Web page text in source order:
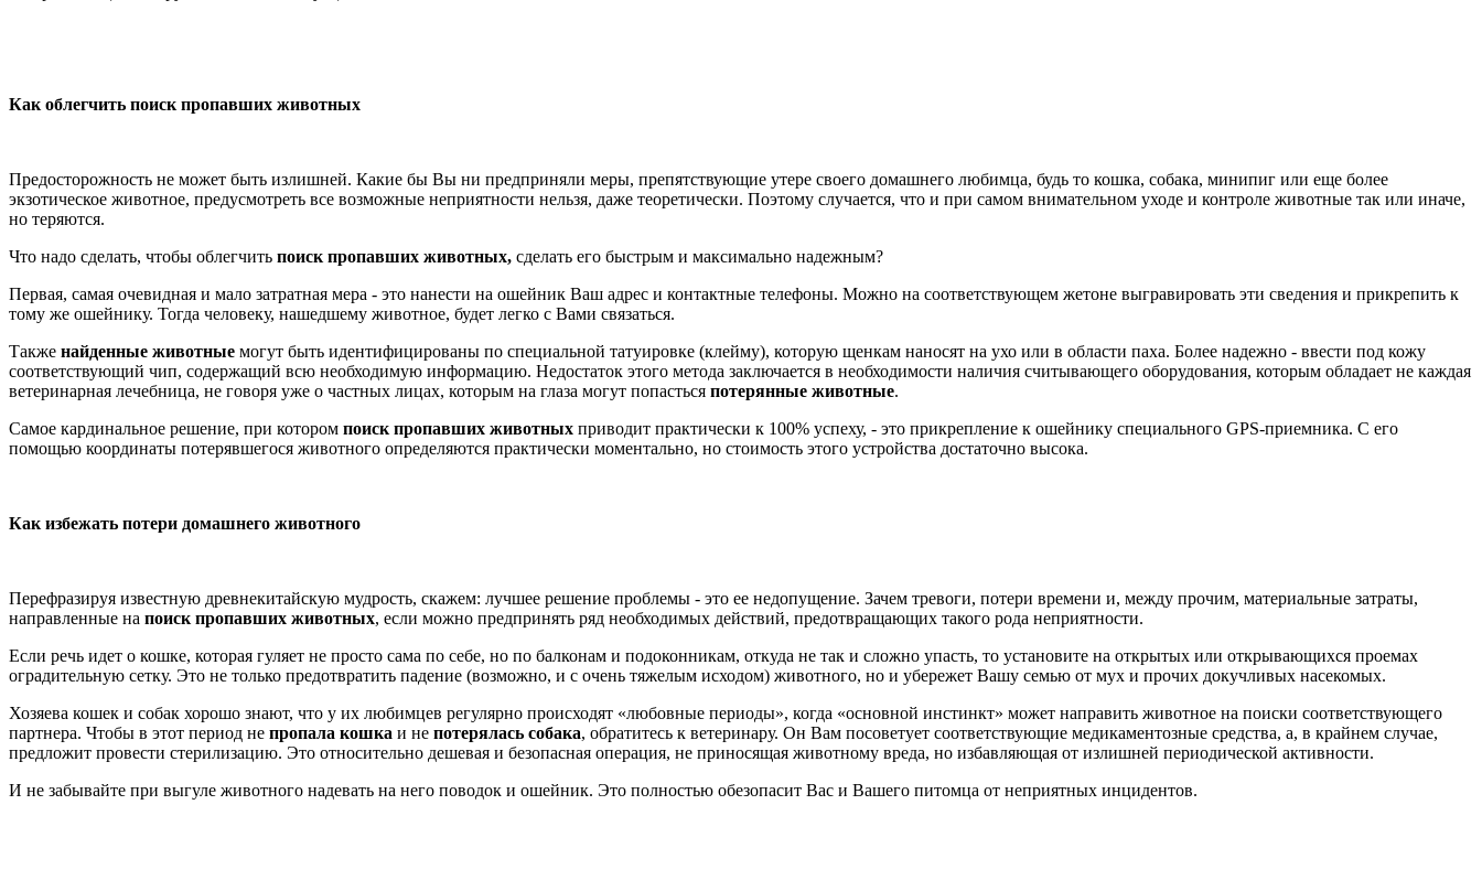
Как облегчить поиск пропавших животных
Предосторожность не может быть излишней. Какие бы Вы ни предприняли меры, препятствующие утере своего домашнего любимца, будь то кошка, собака, минипиг или еще более
экзотическое животное, предусмотреть все возможные неприятности нельзя, даже теоретически. Поэтому случается, что и при самом внимательном уходе и контроле животные так или иначе,
но теряются.
Что надо сделать, чтобы облегчить поиск пропавших животных, сделать его быстрым и максимально надежным?
Первая, самая очевидная и мало затратная мера - это нанести на ошейник Ваш адрес и контактные телефоны. Можно на соответствующем жетоне выгравировать эти сведения и прикрепить к
тому же ошейнику. Тогда человеку, нашедшему животное, будет легко с Вами связаться.
Также найденные животные могут быть идентифицированы по специальной татуировке (клейму), которую щенкам наносят на ухо или в области паха. Более надежно - ввести под кожу
соответствующий чип, содержащий всю необходимую информацию. Недостаток этого метода заключается в необходимости наличия считывающего оборудования, которым обладает не каждая
ветеринарная лечебница, не говоря уже о частных лицах, которым на глаза могут попасться потерянные животные.
Самое кардинальное решение, при котором поиск пропавших животных приводит практически к 100% успеху, - это прикрепление к ошейнику специального GPS-приемника. С его
помощью координаты потерявшегося животного определяются практически моментально, но стоимость этого устройства достаточно высока.
Как избежать потери домашнего животного
Перефразируя известную древнекитайскую мудрость, скажем: лучшее решение проблемы - это ее недопущение. Зачем тревоги, потери времени и, между прочим, материальные затраты,
направленные на поиск пропавших животных, если можно предпринять ряд необходимых действий, предотвращающих такого рода неприятности.
Если речь идет о кошке, которая гуляет не просто сама по себе, но по балконам и подоконникам, откуда не так и сложно упасть, то установите на открытых или открывающихся проемах
оградительную сетку. Это не только предотвратить падение (возможно, и с очень тяжелым исходом) животного, но и убережет Вашу семью от мух и прочих докучливых насекомых.
Хозяева кошек и собак хорошо знают, что у их любимцев регулярно происходят «любовные периоды», когда «основной инстинкт» может направить животное на поиски соответствующего
партнера. Чтобы в этот период не пропала кошка и не потерялась собака, обратитесь к ветеринару. Он Вам посоветует соответствующие медикаментозные средства, а, в крайнем случае,
предложит провести стерилизацию. Это относительно дешевая и безопасная операция, не приносящая животному вреда, но избавляющая от излишней периодической активности.
И не забывайте при выгуле животного надевать на него поводок и ошейник. Это полностью обезопасит Вас и Вашего питомца от неприятных инцидентов.